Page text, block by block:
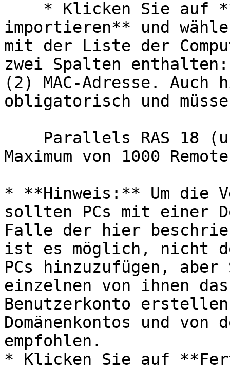
importieren** und
mit der Liste der
zwei Spalten
(2) MAC-Adresse.
obligatorisch und
Maximum von 1000
* **Hinweis:** Um die
sollten PCs mit einer
Falle der hier
ist es möglich, nicht
PCs hinzuzufügen, aber
einzelnen von ihnen
Benutzerkonto
Domänenkontos und von
empfohlen.
* Klicken Sie auf